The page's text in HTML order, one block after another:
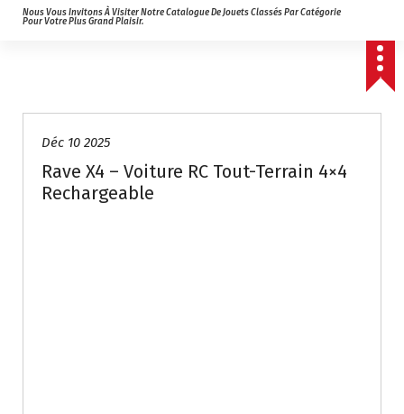
Nous Vous Invitons À Visiter Notre Catalogue De Jouets Classés Par Catégorie
Pour Votre Plus Grand Plaisir.
Déc 10 2025
Rave X4 – Voiture RC Tout-Terrain 4×4
Rechargeable